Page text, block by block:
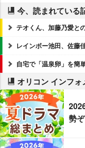
今、読まれている
テオくん、加藤乃愛と
レインボー池田、佐藤
自宅で「温泉卵」を簡
オリコン インフ
勢